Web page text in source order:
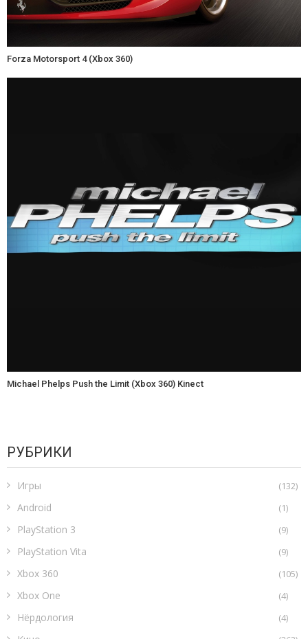
Forza Motorsport 4 (Xbox 360)
Michael Phelps Push the Limit (Xbox 360) Kinect
РУБРИКИ
Игры (132)
Android (1)
PlayStation 3 (9)
PlayStation Vita (9)
Xbox 360 (105)
Xbox One (4)
Нёрдология (4)